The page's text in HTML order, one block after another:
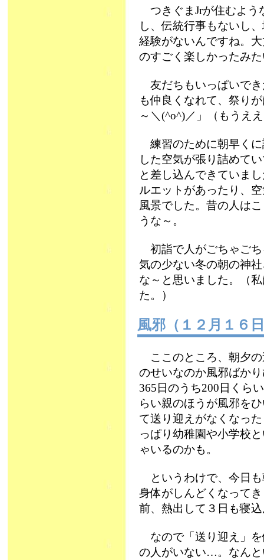
つきぐまJrが住むよう
し、伝統行事もないし
経験がないんですね。
のすごく楽しかったみ
友だちもいっぱいでき
も仲良くなれて、祭り
～＼(^o^)／」（もうえ
練習のために朝早くに
した空気が張り詰めて
と差し込んできていま
ルエットがあったり、
風景でした。昔の人は
うな～。
初詣で人がごちゃごち
気の少ない冬の朝の神
な～と思いました。（
た。）
風邪（１２月１
ここのところ、朝夕の
のせいなのか風邪ばか
365日のうち200日くら
らい親のほうが風邪を
て送り迎えがなくなっ
っぱり幼稚園や小学校
ゃいるのかも。
というわけで、今日も
身体がしんどくなって
前、熱出して３日も寝
なので「送り迎え」を
の人がいない…。なんと